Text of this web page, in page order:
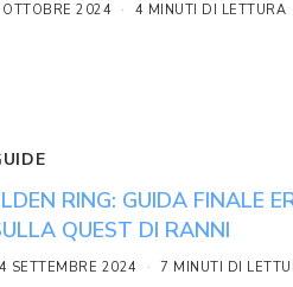
2024 4 MINUTI DI LETTURA
RING: GUIDA FINALE
QUEST DI RANNI
SETTEMBRE 2024 7 MINUTI DI